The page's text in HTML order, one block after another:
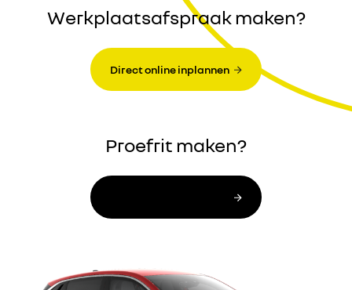
Werkplaatsafspraak maken?
Direct online inplannen
Proefrit maken?